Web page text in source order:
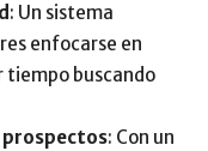
: Un sistema
enfocarse en
tiempo buscando
prospectos: Con un